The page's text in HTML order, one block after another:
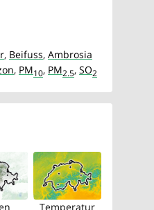
, Beifuss, Ambrosia
, PM10, PM2.5, SO2
Temperatur